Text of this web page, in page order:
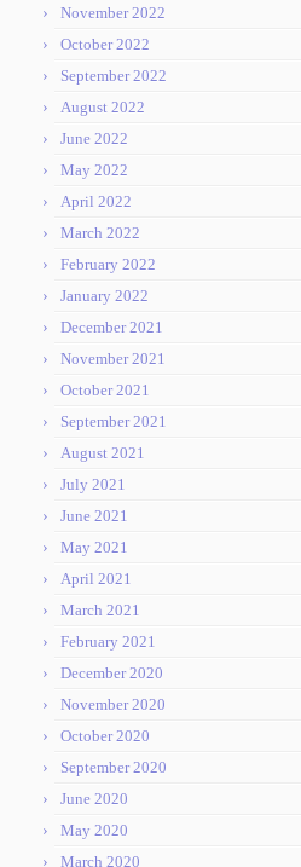
November 2022
October 2022
September 2022
August 2022
June 2022
May 2022
April 2022
March 2022
February 2022
January 2022
December 2021
November 2021
October 2021
September 2021
August 2021
July 2021
June 2021
May 2021
April 2021
March 2021
February 2021
December 2020
November 2020
October 2020
September 2020
June 2020
May 2020
March 2020